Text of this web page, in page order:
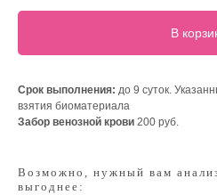
В
Срок выполнения: до 9 суток.
взятия биоматериала
Забор венозной крови 200 руб.
Возможно, нужный вам
выгоднее: